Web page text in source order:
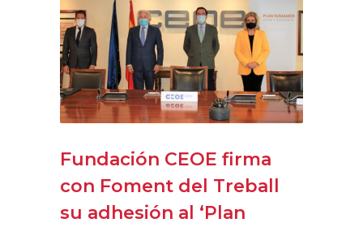
Fundación CEOE firma
con Foment del Treball
su adhesión al ‘Plan